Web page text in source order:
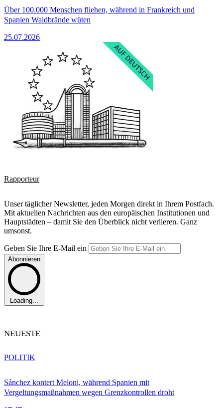
Über 100.000 Menschen fliehen, während in Frankreich und
Spanien Waldbrände wüten
25.07.2026
Rapporteur
Unser täglicher Newsletter, jeden Morgen direkt in Ihrem Postfach.
Mit aktuellen Nachrichten aus den europäischen Institutionen und
Hauptstädten – damit Sie den Überblick nicht verlieren. Ganz
umsonst.
Geben Sie Ihre E-Mail ein
Abonnieren
Loading...
NEUESTE
Sánchez kontert Meloni, während Spanien mit
Vergeltungsmaßnahmen wegen Grenzkontrollen droht
POLITIK